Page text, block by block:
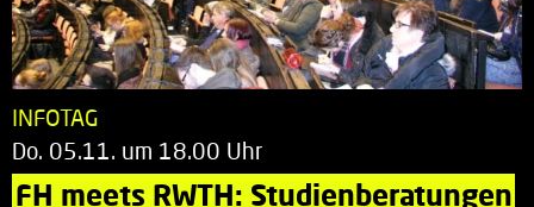
INFOTAG
Do. 05.11. um 18.00 Uhr
FH meets RWTH: Studienberatungen